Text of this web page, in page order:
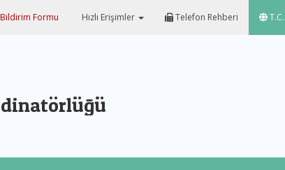
Formu Hızlı Erişimler Telefon Rehberi